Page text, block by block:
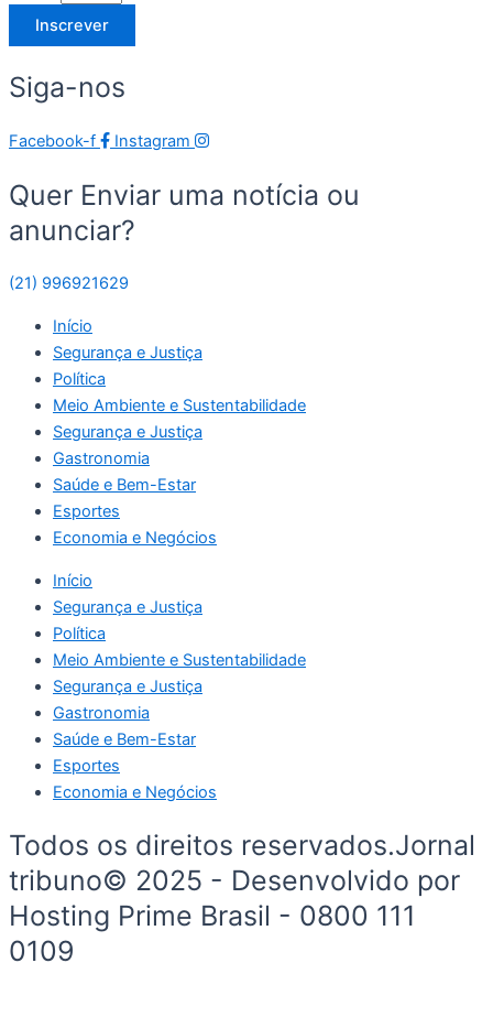
Inscrever
Siga-nos
Facebook-f Instagram
Quer Enviar uma notícia ou
anunciar?
(21) 996921629
Início
Segurança e Justiça
Política
Meio Ambiente e Sustentabilidade
Segurança e Justiça
Gastronomia
Saúde e Bem-Estar
Esportes
Economia e Negócios
Início
Segurança e Justiça
Política
Meio Ambiente e Sustentabilidade
Segurança e Justiça
Gastronomia
Saúde e Bem-Estar
Esportes
Economia e Negócios
Todos os direitos reservados.Jornal
tribuno© 2025 - Desenvolvido por
Hosting Prime Brasil - 0800 111
0109